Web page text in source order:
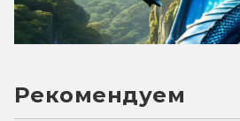
Рекомендуем